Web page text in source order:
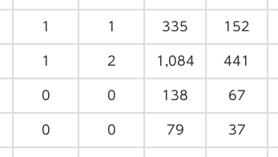
1 1 335 152
1 2 1,084 441
0 0 138 67
0 0 79 37